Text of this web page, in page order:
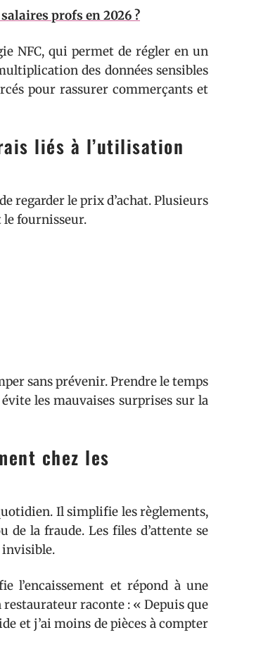
profs en 2026 ?
NFC, qui permet de régler en un
des données sensibles
pour rassurer commerçants et
liés à l’utilisation
regarder le prix d’achat. Plusieurs
le fournisseur.
sans prévenir. Prendre le temps
les mauvaises surprises sur la
chez les
Il simplifie les règlements,
la fraude. Les files d’attente se
invisible.
l’encaissement et répond à une
raconte : « Depuis que
et j’ai moins de pièces à compter